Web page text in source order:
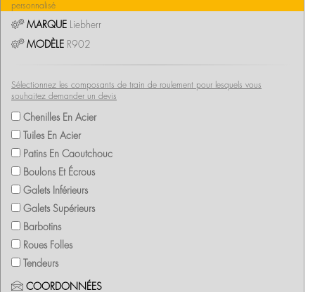
personnalisé
MARQUE Liebherr
MODÈLE R902
Sélectionnez les composants de train de roulement pour lesquels vous
souhaitez demander un devis
Chenilles En Acier
Tuiles En Acier
Patins En Caoutchouc
Boulons Et Écrous
Galets Inférieurs
Galets Supérieurs
Barbotins
Roues Folles
Tendeurs
COORDONNÉES